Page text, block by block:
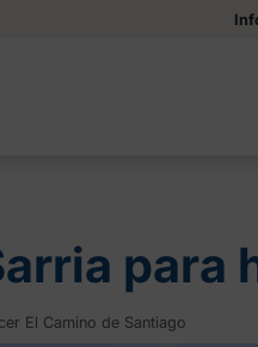
para
El Camino de Santiago